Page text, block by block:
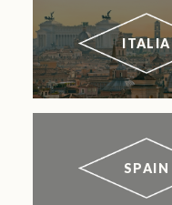
ITALIA
SPAIN